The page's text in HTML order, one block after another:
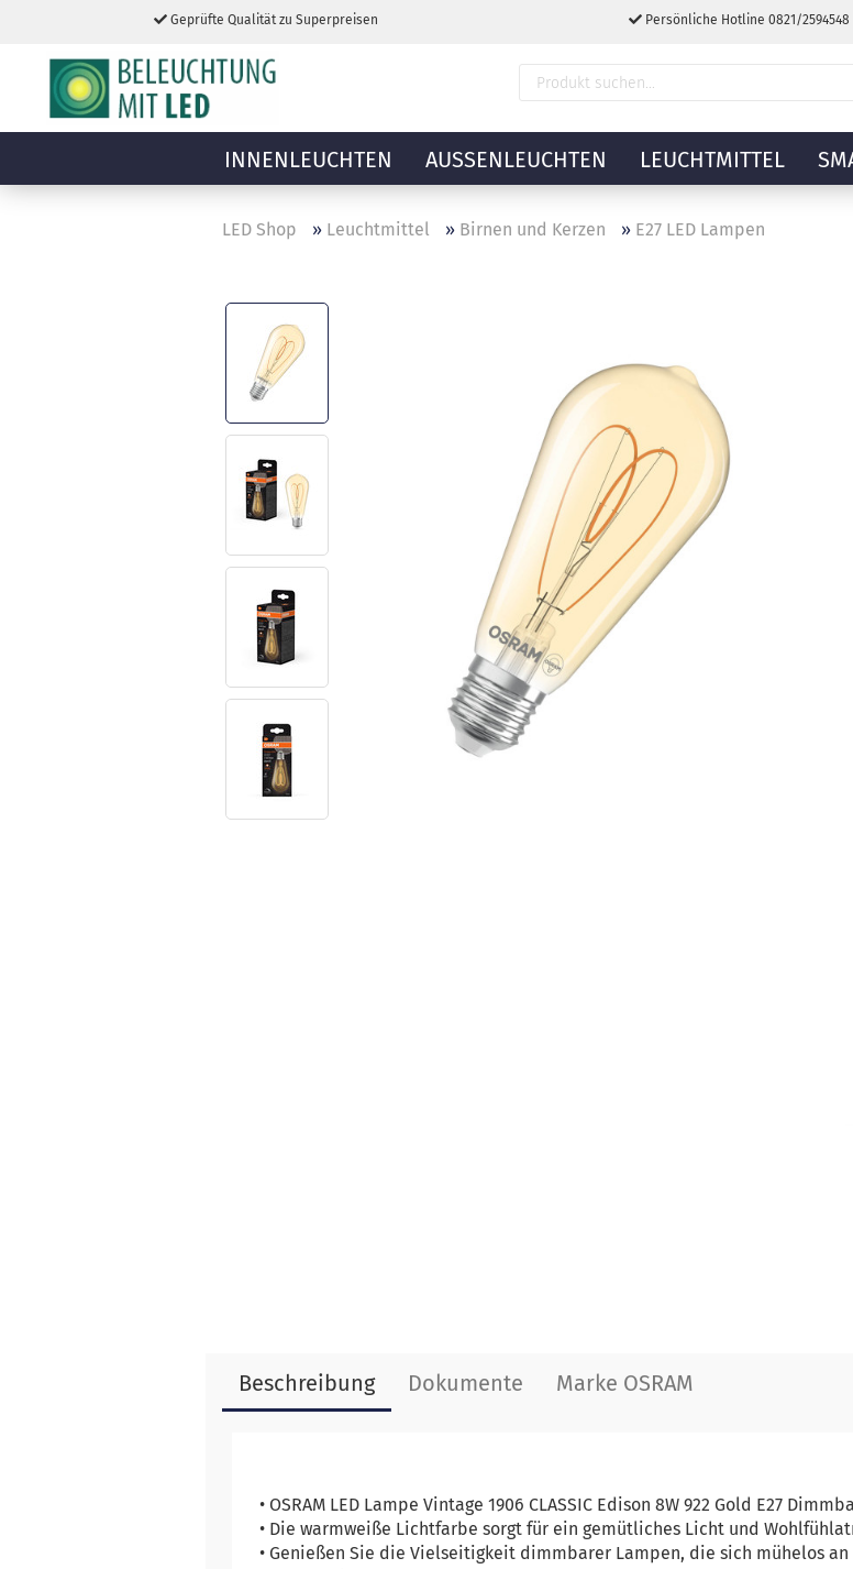
Geprüfte Qualität zu Superpreisen Persönliche Hotline 0821/2594548
INNENLEUCHTEN AUSSENLEUCHTEN LEUCHTMITTEL
LED Shop » Leuchtmittel » Birnen und Kerzen » E27 LED Lampen
Beschreibung Dokumente Marke OSRAM
• OSRAM LED Lampe Vintage 1906 CLASSIC Edison 8W 922 Gold E27
• Die warmweiße Lichtfarbe sorgt für ein gemütliches Licht und
• Genießen Sie die Vielseitigkeit dimmbarer Lampen, die sich mühelos